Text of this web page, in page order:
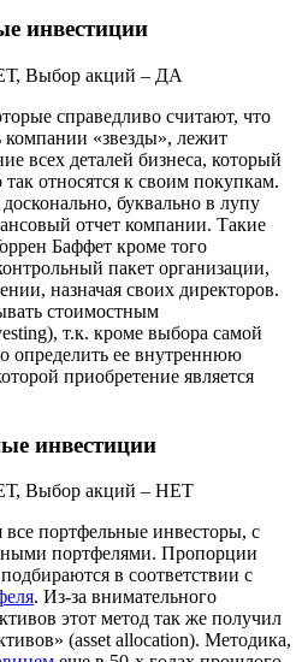
инвестиции
Выбор акций – ДА
справедливо считают, что
«звезды», лежит
всех деталей бизнеса, который
относятся к своим покупкам.
буквально в лупу
отчет компании. Такие
Баффет кроме того
пакет организации,
назначая своих директоров.
стоимостным
т.к. кроме выбора самой
определить ее внутреннюю
приобретение является
инвестиции
Выбор акций – НЕТ
все портфельные инвесторы, с
портфелями. Пропорции
в соответствии с
. Из-за внимательного
этот метод так же получил
(asset allocation). Методика,